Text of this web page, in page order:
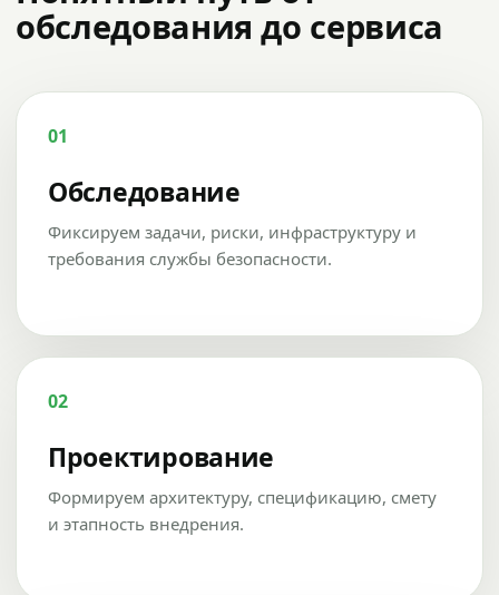
обследования до сервиса
01
Обследование
Фиксируем задачи, риски, инфраструктуру и
требования службы безопасности.
02
Проектирование
Формируем архитектуру, спецификацию, смету
и этапность внедрения.